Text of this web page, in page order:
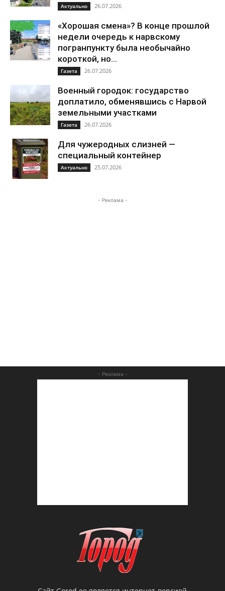
Актуально 26.07.2026
«Хорошая смена»? В конце прошлой
недели очередь к нарвскому
погранпункту была необычайно
короткой, но...
Газета 26.07.2026
Военный городок: государство
доплатило, обменявшись с Нарвой
земельными участками
Газета 26.07.2026
Для чужеродных слизней —
специальный контейнер
Актуально 25.07.2026
- Реклама -
- Реклама -